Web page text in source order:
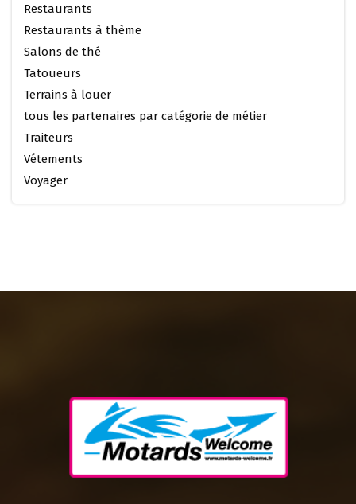
Restaurants
Restaurants à thème
Salons de thé
Tatoueurs
Terrains à louer
tous les partenaires par catégorie de métier
Traiteurs
Vétements
Voyager